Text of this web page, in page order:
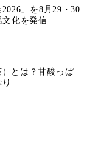
」を8月29・30
文化を発信
とは？甘酸っぱ